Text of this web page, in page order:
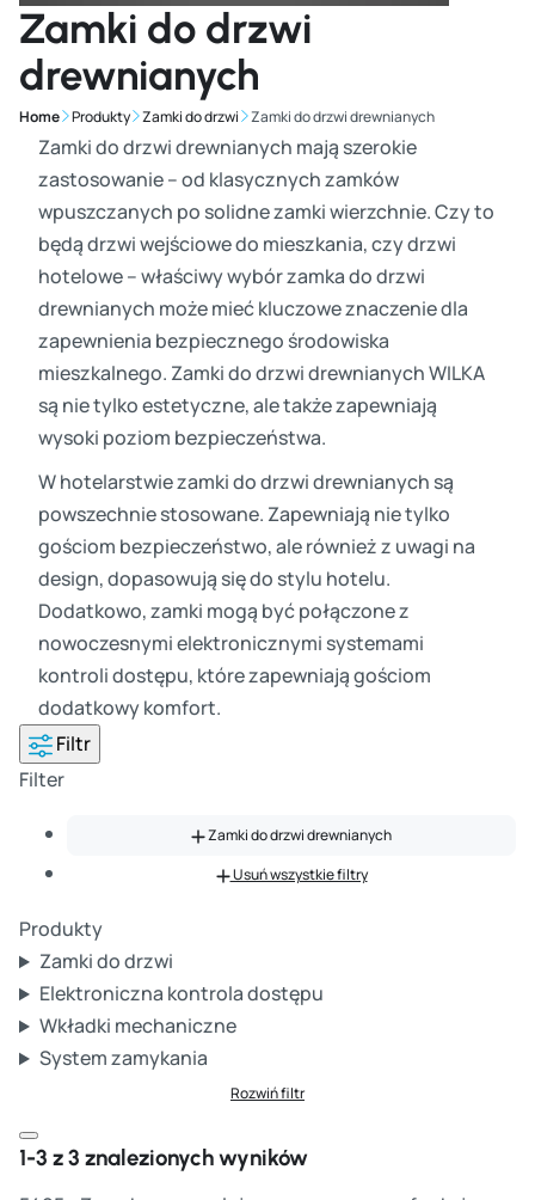
Zamki do drzwi
drewnianych
Home Produkty Zamki do drzwi Zamki do drzwi drewnianych
Zamki do drzwi drewnianych mają szerokie
zastosowanie – od klasycznych zamków
wpuszczanych po solidne zamki wierzchnie. Czy to
będą drzwi wejściowe do mieszkania, czy drzwi
hotelowe – właściwy wybór zamka do drzwi
drewnianych może mieć kluczowe znaczenie dla
zapewnienia bezpiecznego środowiska
mieszkalnego. Zamki do drzwi drewnianych WILKA
są nie tylko estetyczne, ale także zapewniają
wysoki poziom bezpieczeństwa.
W hotelarstwie zamki do drzwi drewnianych są
powszechnie stosowane. Zapewniają nie tylko
gościom bezpieczeństwo, ale również z uwagi na
design, dopasowują się do stylu hotelu.
Dodatkowo, zamki mogą być połączone z
nowoczesnymi elektronicznymi systemami
kontroli dostępu, które zapewniają gościom
dodatkowy komfort.
Filtr
Filter
Zamki do drzwi drewnianych
Usuń wszystkie filtry
Produkty
Zamki do drzwi
Elektroniczna kontrola dostępu
Wkładki mechaniczne
System zamykania
Rozwiń filtr
Zamknij okno filtra
1-3 z 3 znalezionych wyników